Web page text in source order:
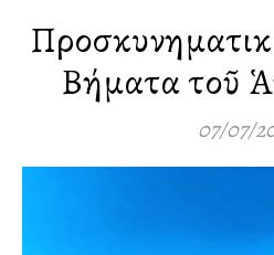
Βήματα τοῦ
07/07/